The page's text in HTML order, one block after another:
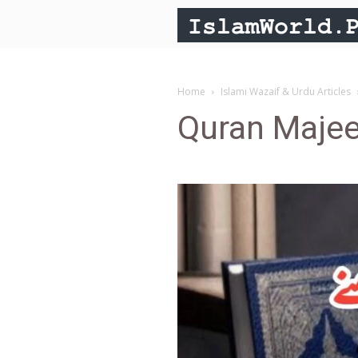
Home Islami Wazaif & Urdu Articles
Quran